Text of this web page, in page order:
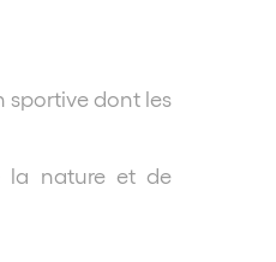
sportive dont les
la nature et de